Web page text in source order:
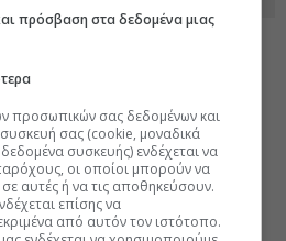
πρόσβαση στα δεδομένα μιας
προσωπικών σας δεδομένων και
σας (cookie, μοναδικά
συσκευής) ενδέχεται να
οι οποίοι μπορούν να
αυτές ή να τις αποθηκεύσουν.
επίσης να
από αυτόν τον ιστότοπο.